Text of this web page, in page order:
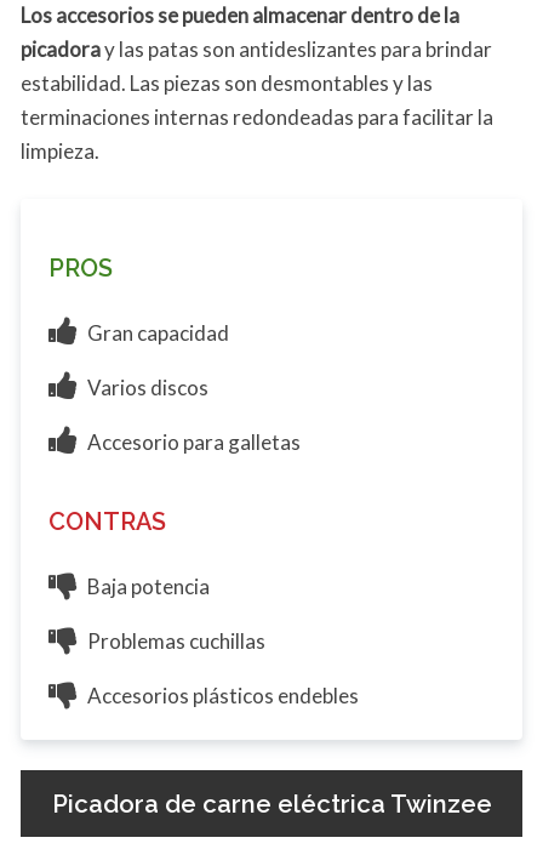
Los accesorios se pueden almacenar dentro de la
picadoray las patas son antideslizantes para brindar
estabilidad. Las piezas son desmontables y las
terminaciones internas redondeadas para facilitar la
limpieza.
PROS
Gran capacidad
Varios discos
Accesorio para galletas
CONTRAS
Baja potencia
Problemas cuchillas
Accesorios plásticos endebles
Picadora de carne eléctrica Twinzee